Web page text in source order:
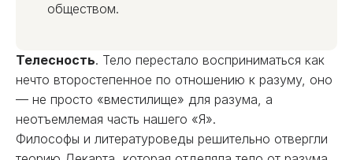
обществом.
Телесность. Тело перестало восприниматься как
нечто второстепенное по отношению к разуму, оно
— не просто «вместилище» для разума, а
неотъемлемая часть нашего «Я».
Философы и литературоведы решительно отвергли